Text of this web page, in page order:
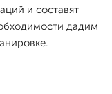
и составят
дадим